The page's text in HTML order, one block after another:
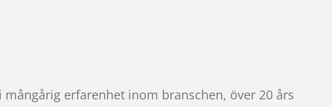
erfarenhet inom branschen, över 20 års